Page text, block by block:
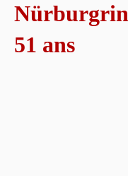
51 ans